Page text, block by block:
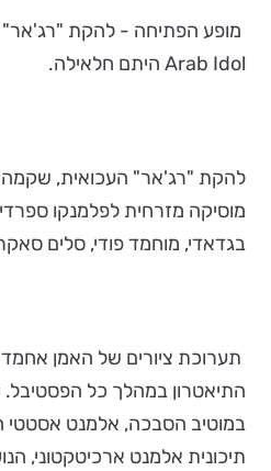
מופע הפתיחה - להקת
Arab Idol היתם חלאילה.
מוסיקה מזרחית לפלמנקו
בגדאדי, מוחמד פודי, סלים
תערוכת ציורים של האמן
התיאטרון במהלך כל
במוטיב הסבכה, אלמנט
תיכונית אלמנט ארכיטקטוני,